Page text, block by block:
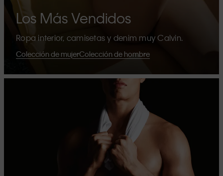
Los Más Vendidos
Ropa interior, camisetas y denim muy Calvin.
Colección de mujerColección de hombre